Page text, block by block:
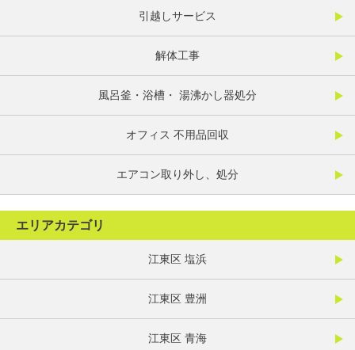
引越しサービス
解体工事
風呂釜・浴槽・ 湯沸かし器処分
オフィス 不用品回収
エアコン取り外し、処分
エリアカテゴリ
江東区 塩浜
江東区 豊洲
江東区 青海